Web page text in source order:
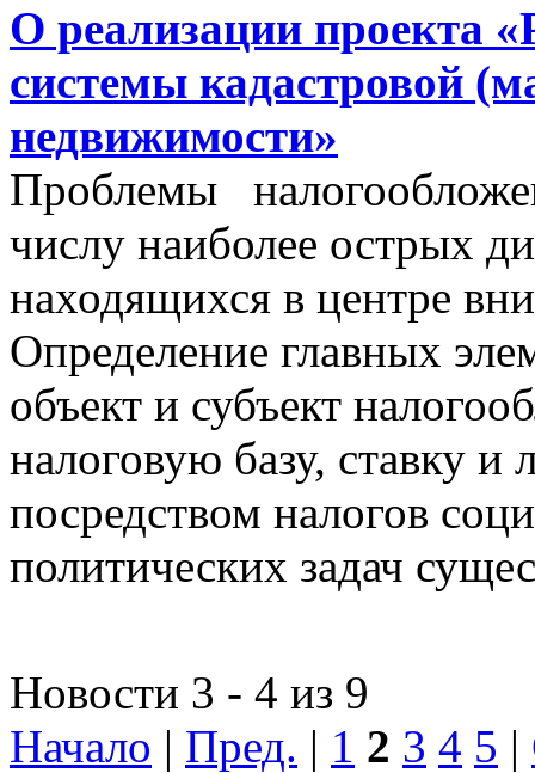
О реализации проекта
системы кадастровой
недвижимости»
Проблемы
числу наиболее острых
находящихся в центре
Определение главных
объект и субъект
налоговую базу, ставку и
посредством налогов
политических задач
Новости 3 - 4 из 9
Начало | Пред. | 1 2 3 4 5 |